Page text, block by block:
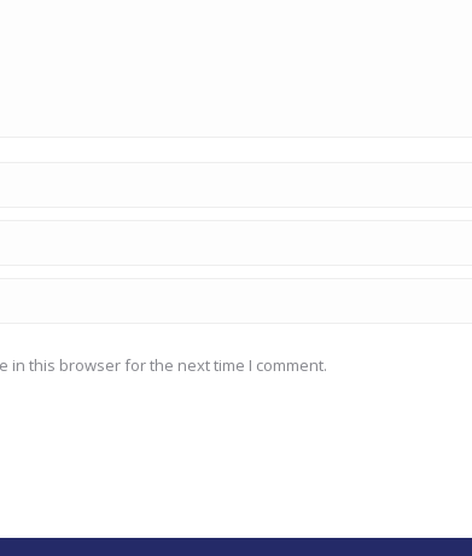
in this browser for the next time I comment.